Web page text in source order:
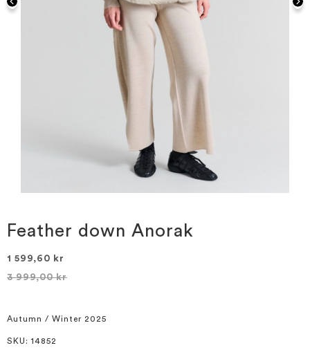
början
avFeather down Anorak
1 599,60 kr
3 999,00 kr
Autumn / Winter 2025
SKU : 14852